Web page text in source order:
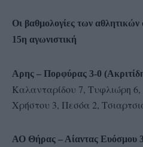
Οι βαθμολογίες των
15η αγωνιστική
Αρης – Πορφύρας 3-0
Καλανταρίδου 7, Τυφλιώρη 6,
Χρήστου 3, Πεσόα 2,
ΑΟ Θήρας – Αίαντας Ευόσμου